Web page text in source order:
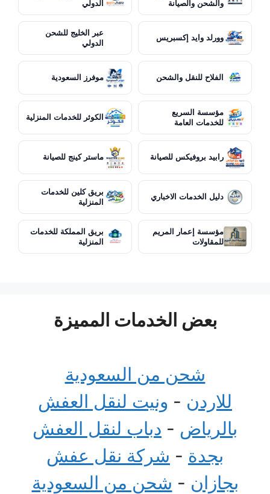
والشحن والصيانة
الدولي
وورلد وايد إكسبريس
عبر الخليج للشحن
الدولي
الفلاح للنقل والشحن موفرز السعودية
مؤسسة السريع
للخدمات العامة
الكوثر للخدمات المنزلية
رابيد بروفيكس للصيانة ماستر كينج للصيانة
دليل الخدمات الاخباري
بريق كلين للخدمات
المنزلية
مؤسسة إعمار المريم
للمقاولات
بريق المملكة للخدمات
المنزلية
بعض الخدمات المميزة
شحن من السعودية
للاردن - ونيت لنقل العفش
بالرياض - دباب لنقل العفش
بجدة - شركة نقل عفش
بجازان - شحن من السعودية